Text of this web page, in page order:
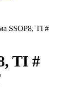
SSOP8, TI #
TI #